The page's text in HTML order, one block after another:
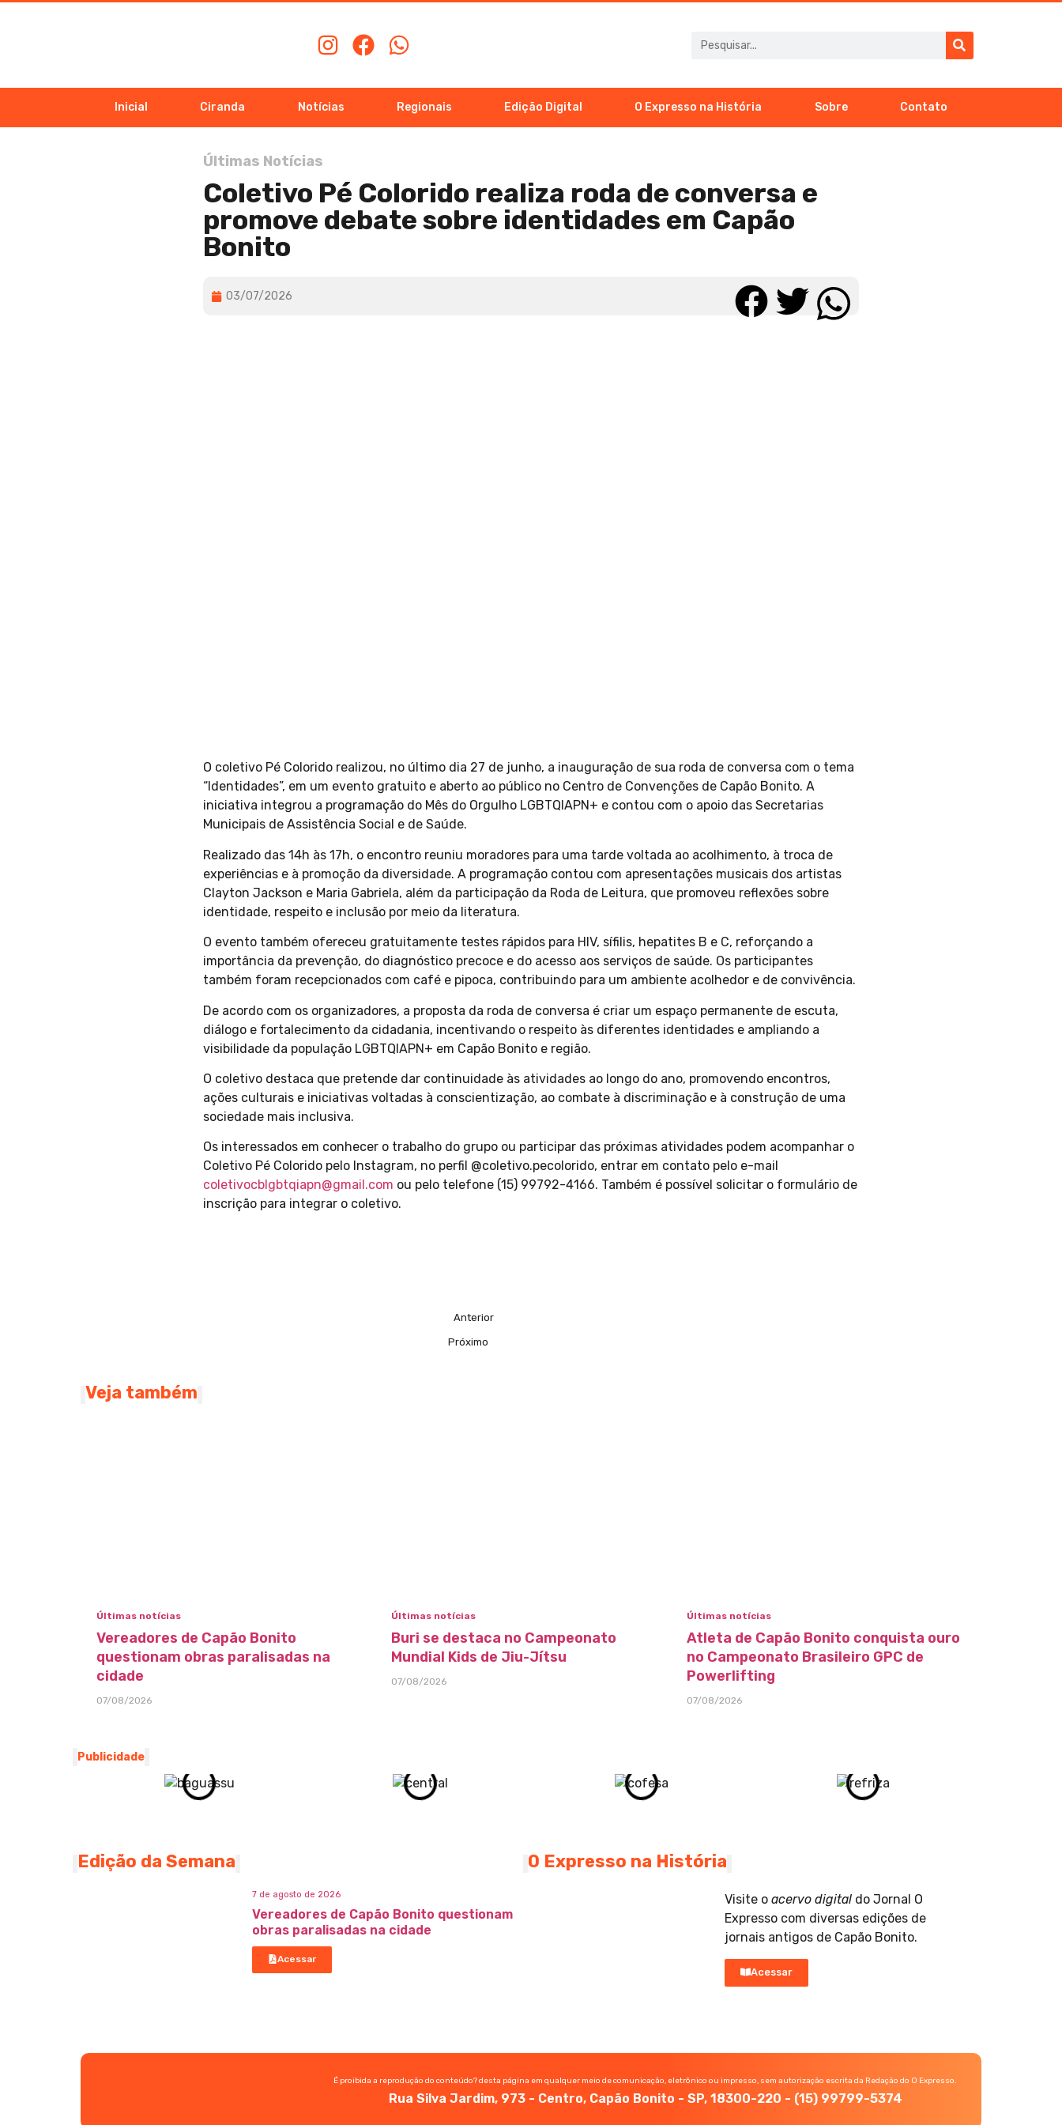
Inicial Ciranda Notícias Regionais Edição Digital O Expresso na História Sobre Contato
Últimas Notícias
Coletivo Pé Colorido realiza roda de conversa e
promove debate sobre identidades em Capão
Bonito
03/07/2026
O coletivo Pé Colorido realizou, no último dia 27 de junho, a inauguração de sua roda de conversa com o tema
“Identidades”, em um evento gratuito e aberto ao público no Centro de Convenções de Capão Bonito. A
iniciativa integrou a programação do Mês do Orgulho LGBTQIAPN+ e contou com o apoio das Secretarias
Municipais de Assistência Social e de Saúde.
Realizado das 14h às 17h, o encontro reuniu moradores para uma tarde voltada ao acolhimento, à troca de
experiências e à promoção da diversidade. A programação contou com apresentações musicais dos artistas
Clayton Jackson e Maria Gabriela, além da participação da Roda de Leitura, que promoveu reflexões sobre
identidade, respeito e inclusão por meio da literatura.
O evento também ofereceu gratuitamente testes rápidos para HIV, sífilis, hepatites B e C, reforçando a
importância da prevenção, do diagnóstico precoce e do acesso aos serviços de saúde. Os participantes
também foram recepcionados com café e pipoca, contribuindo para um ambiente acolhedor e de convivência.
De acordo com os organizadores, a proposta da roda de conversa é criar um espaço permanente de escuta,
diálogo e fortalecimento da cidadania, incentivando o respeito às diferentes identidades e ampliando a
visibilidade da população LGBTQIAPN+ em Capão Bonito e região.
O coletivo destaca que pretende dar continuidade às atividades ao longo do ano, promovendo encontros,
ações culturais e iniciativas voltadas à conscientização, ao combate à discriminação e à construção de uma
sociedade mais inclusiva.
Os interessados em conhecer o trabalho do grupo ou participar das próximas atividades podem acompanhar o
Coletivo Pé Colorido pelo Instagram, no perfil @coletivo.pecolorido, entrar em contato pelo e-mail
coletivocblgbtqiapn@gmail.com ou pelo telefone (15) 99792-4166. Também é possível solicitar o formulário de
inscrição para integrar o coletivo.
Anterior
Próximo
Veja também
Últimas notícias
Vereadores de Capão Bonito
questionam obras paralisadas na
cidade
07/08/2026
Últimas notícias
Buri se destaca no Campeonato
Mundial Kids de Jiu-Jítsu
07/08/2026
Últimas notícias
Atleta de Capão Bonito conquista ouro
no Campeonato Brasileiro GPC de
Powerlifting
07/08/2026
Publicidade
Edição da Semana
7 de agosto de 2026
Vereadores de Capão Bonito questionam
obras paralisadas na cidade
Acessar
O Expresso na História
Visite o acervo digital do Jornal O
Expresso com diversas edições de
jornais antigos de Capão Bonito.
Acessar
É proibida a reprodução do conteúdo? desta página em qualquer meio de comunicação, eletrônico ou impresso, sem autorização escrita da Redação do O Expresso.
Rua Silva Jardim, 973 - Centro, Capão Bonito - SP, 18300-220 - (15) 99799-5374